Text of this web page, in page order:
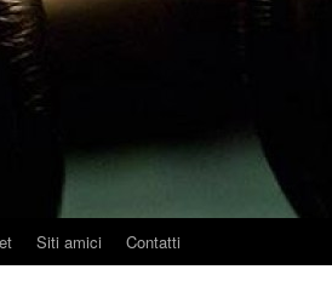
Siti amici Contatti